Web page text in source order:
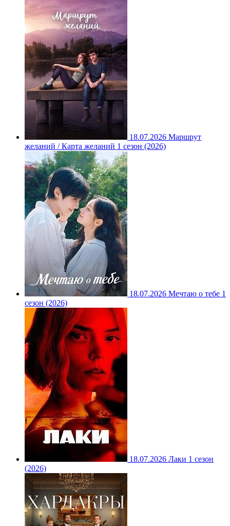
18.07.2026 Маршрут
желаний / Карта желаний 1 сезон (2026)
18.07.2026 Мечтаю о тебе 1
сезон (2026)
18.07.2026 Лаки 1 сезон
(2026)